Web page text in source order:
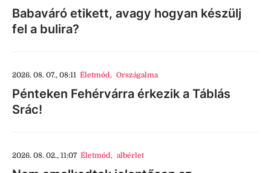
Babaváró etikett, avagy hogyan készülj
fel a bulira?
2026. 08. 07., 08:11 Életmód, Országalma
Pénteken Fehérvárra érkezik a Táblás
Srác!
2026. 08. 02., 11:07 Életmód, albérlet